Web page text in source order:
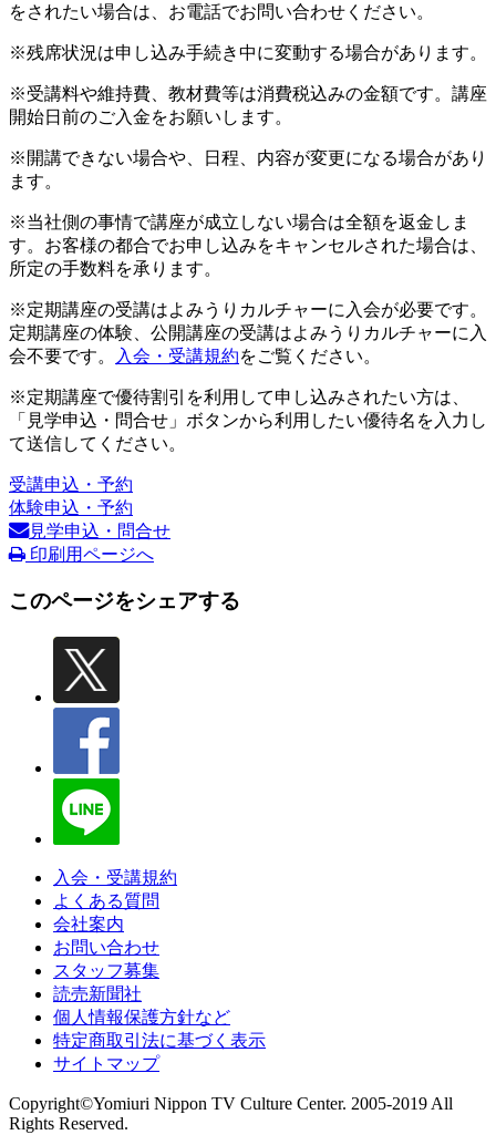
をされたい場合は、お電話でお問い合わせください。
※残席状況は申し込み手続き中に変動する場合があります。
※受講料や維持費、教材費等は消費税込みの金額です。講座
開始日前のご入金をお願いします。
※開講できない場合や、日程、内容が変更になる場合があり
ます。
※当社側の事情で講座が成立しない場合は全額を返金しま
す。お客様の都合でお申し込みをキャンセルされた場合は、
所定の手数料を承ります。
※定期講座の受講はよみうりカルチャーに入会が必要です。
定期講座の体験、公開講座の受講はよみうりカルチャーに入
会不要です。
入会・受講規約をご覧ください。
※定期講座で優待割引を利用して申し込みされたい方は、
「見学申込・問合せ」ボタンから利用したい優待名を入力し
て送信してください。
受講申込・予約
体験申込・予約
見学申込・問合せ
印刷用ページへ
このページをシェアする
入会・受講規約
よくある質問
会社案内
お問い合わせ
スタッフ募集
読売新聞社
個人情報保護方針など
特定商取引法に基づく表示
サイトマップ
Copyright©Yomiuri Nippon TV Culture Center. 2005-2019 All
Rights Reserved.